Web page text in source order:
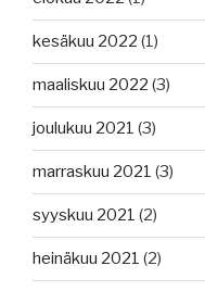
kesäkuu 2022 (1)
maaliskuu 2022 (3)
joulukuu 2021 (3)
marraskuu 2021 (3)
syyskuu 2021 (2)
heinäkuu 2021 (2)